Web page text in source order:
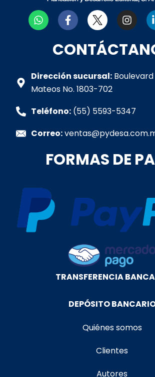
W
h
p
p
F
a
e
b
o
k
-
I
n
t
a
r
Dirección sucursal:
Mateos No. 1803-702
Teléfono: (55) 5593-5347
Correo:
FORMAS DE
TRANSFERENCIA
DEPÓSITO
Quiénes somos
Clientes
Autores